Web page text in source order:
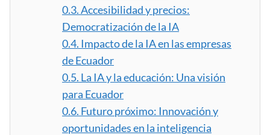
0.3.Accesibilidad y precios:
Democratización de la IA
0.4. Impacto de la IA en las empresas
de Ecuador
0.5. La IA y la educación: Una visión
para Ecuador
0.6. Futuro próximo: Innovación y
oportunidades en la inteligencia